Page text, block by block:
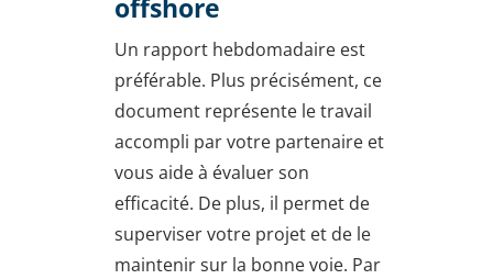
offshore
Un rapport hebdomadaire est
préférable. Plus précisément, ce
document représente le travail
accompli par votre partenaire et
vous aide à évaluer son
efficacité. De plus, il permet de
superviser votre projet et de le
maintenir sur la bonne voie. Par